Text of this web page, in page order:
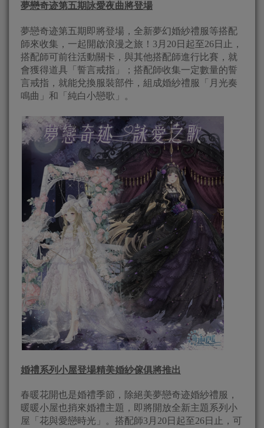
夢戀奇迹第五期詠愛夜曲將登場
夢戀奇迹第五期即將登場，全新夢幻婚紗禮服等搭配
師來收集，一起開啟浪漫之旅！3月20日起至26日止，
搭配師可前往活動關卡，與其他搭配師進行比賽，就
會獲得道具「誓言戒指」；搭配師收集一定數量的誓
言戒指，就能兌換服裝部件，組成婚紗禮服「月光奏
鳴曲」和「純白小戀歌」。
婚禮系列小屋登場精美婚紗傢俱將推出
春暖花開也是婚禮季節，除絕美夢戀奇迹婚紗禮服，
暖暖小屋也捎來婚禮主題，即將開放全新主題系列小
屋「花與愛戀時光」。搭配師3月20日起至26日止，可